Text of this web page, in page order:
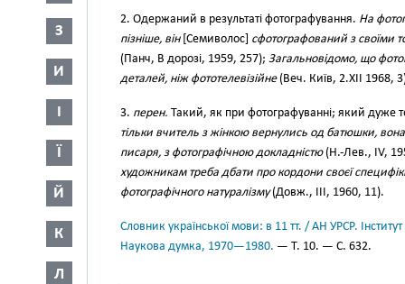
З
И
І
Ї
Й
К
Л
2. Одержаний в результаті фотографування. На
пізніше, він[Семиволос] сфотографований з своїми
(Панч, В дорозі, 1959, 257); Загальновідомо, що
деталей, ніж фототелевізійне(Веч. Київ, 2.XII 1968,
3. перен. Такий, як при фотографуванні; який дуже
тільки вчитель з жінкою вернулись од батюшки, вона
писаря, з фотографічною докладністю(Н.-Лев., IV,
художникам треба дбати про кордони своєї
фотографічного натуралізму(Довж., III, 1960, 11).
Словник української мови: в 11 тт. / АН УРСР.
Наукова думка, 1970—1980. — Т. 10. — С. 632.